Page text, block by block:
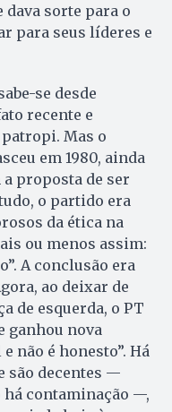
dava sorte para o
para seus líderes e
se desde
recente e
Mas o
em 1980, ainda
proposta de ser
o partido era
da ética na
ou menos assim:
A conclusão era
ao deixar de
de esquerda, o PT
ganhou nova
não é honesto”. Há
são decentes —
há contaminação —,